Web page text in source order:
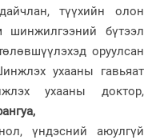
түүхийн олон
бүтээл
оруулсан
ухааны гавьяат
ухааны доктор,
үндэсний аюулгүй